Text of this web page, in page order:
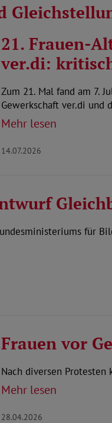
21. Frauen-
ver.di:
Zum 21. Mal fand am 7.
Gewerkschaft ver.di und
Mehr lesen
14.07.2026
für
Frauen vor
Nach diversen Protesten
Mehr lesen
28.04.2026